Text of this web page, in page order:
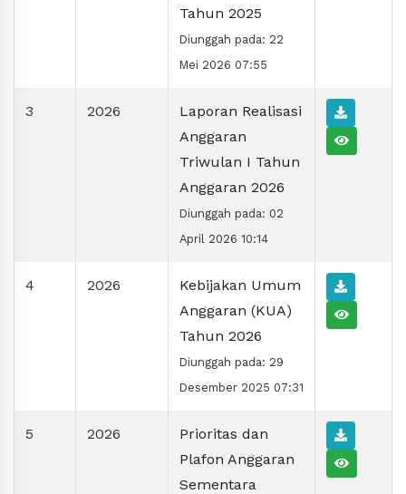
Tahun 2025
Diunggah pada: 22
Mei 2026 07:55
3 2026
Laporan Realisasi
Anggaran
Triwulan I Tahun
Anggaran 2026
Diunggah pada: 02
April 2026 10:14
4 2026
Kebijakan Umum
Anggaran (KUA)
Tahun 2026
Diunggah pada: 29
Desember 2025 07:31
5 2026
Prioritas dan
Plafon Anggaran
Sementara